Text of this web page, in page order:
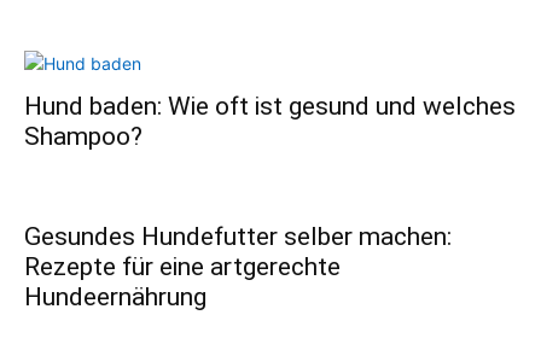
Hund baden: Wie oft ist gesund und welches
Shampoo?
Gesundes Hundefutter selber machen:
Rezepte für eine artgerechte
Hundeernährung